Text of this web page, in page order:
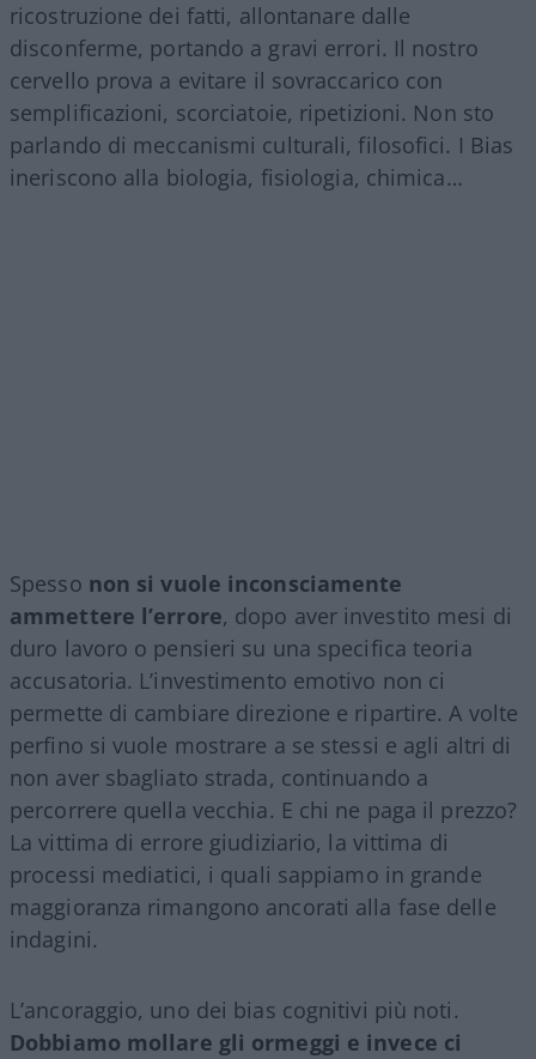
ricostruzione dei fatti, allontanare dalle
disconferme, portando a gravi errori. Il nostro
cervello prova a evitare il sovraccarico con
semplificazioni, scorciatoie, ripetizioni. Non sto
parlando di meccanismi culturali, filosofici. I Bias
ineriscono alla biologia, fisiologia, chimica…
Spesso non si vuole inconsciamente
ammettere l’errore, dopo aver investito mesi di
duro lavoro o pensieri su una specifica teoria
accusatoria. L’investimento emotivo non ci
permette di cambiare direzione e ripartire. A volte
perfino si vuole mostrare a se stessi e agli altri di
non aver sbagliato strada, continuando a
percorrere quella vecchia. E chi ne paga il prezzo?
La vittima di errore giudiziario, la vittima di
processi mediatici, i quali sappiamo in grande
maggioranza rimangono ancorati alla fase delle
indagini.
L’ancoraggio, uno dei bias cognitivi più noti.
Dobbiamo mollare gli ormeggi e invece ci